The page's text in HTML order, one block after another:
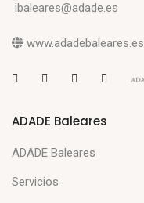
ibaleares@adade.es
www.adadebaleares.es
ADADE Baleares
ADADE Baleares
Servicios